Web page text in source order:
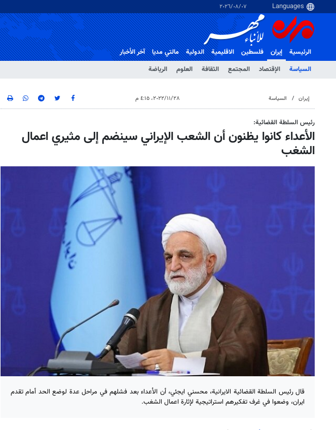
٠٧‏/٠٨‏/٢٠٢٦
الرئيسية
إيران
السياسة
الإقتصاد المجتمع الثقافة العلوم الرياضة
فلسطین الاقلیمیة الدولية مالتي مدیا آخر الأخبار
إيران السياسة ٢٨‏/١١‏/٢٠٢٢، ٤:١٥ م
رئيس السلطة القضائية:
الأعداء كانوا يظنون أن الشعب الإيراني سينضم إلى مثيري اعمال
الشغب
قال رئيس السلطة القضائية الايرانية، محسني ايجئي، أن الأعداء بعد فشلهم في مراحل عدة لوضع الحد أمام تقدم
ايران، وضعوا في غرف تفكيرهم استراتيجية لإثارة اعمال الشغب.